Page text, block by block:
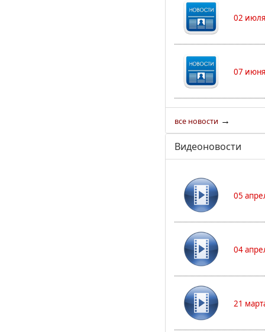
02
07
все новости →
Видеоновости
05
04
21